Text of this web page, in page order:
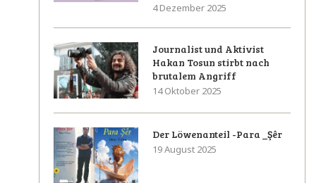
4 Dezember 2025
Journalist und Aktivist
Hakan Tosun stirbt nach
brutalem Angriff
14 Oktober 2025
Der Löwenanteil -Para _Şêr
19 August 2025